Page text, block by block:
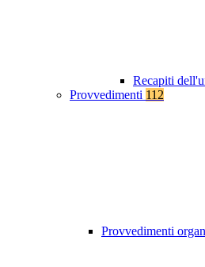
Recapiti
Provvedimenti 112
Provvedimenti